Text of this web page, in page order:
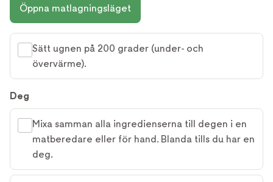
Öppna matlagningsläget
Sätt ugnen på 200 grader (under- och
övervärme).
Deg
Mixa samman alla ingredienserna till degen i en
matberedare eller för hand. Blanda tills du har en
deg.